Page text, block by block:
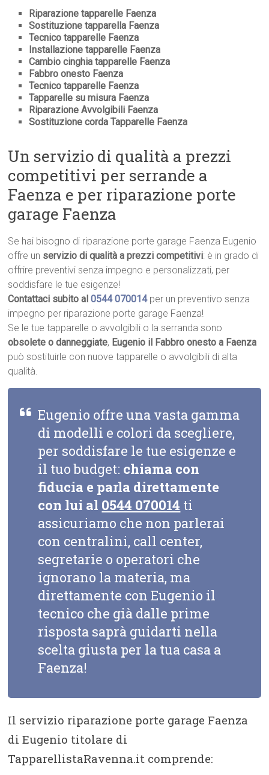
Riparazione tapparelle Faenza
Sostituzione tapparella Faenza
Tecnico tapparelle Faenza
Installazione tapparelle Faenza
Cambio cinghia tapparelle Faenza
Fabbro onesto Faenza
Tecnico tapparelle Faenza
Tapparelle su misura Faenza
Riparazione Avvolgibili Faenza
Sostituzione corda Tapparelle Faenza
Un servizio di qualità a prezzi
competitivi per serrande a
Faenza e per riparazione porte
garage Faenza
Se hai bisogno di riparazione porte garage Faenza Eugenio
offre un servizio di qualità a prezzi competitivi: è in grado di
offrire preventivi senza impegno e personalizzati, per
soddisfare le tue esigenze!
Contattaci subito al0544 070014 per un preventivo senza
impegno per riparazione porte garage Faenza!
Se le tue tapparelle o avvolgibili o la serranda sono
obsolete o danneggiate, Eugenio il Fabbro onesto a Faenza
può sostituirle con nuove tapparelle o avvolgibili di alta
qualità.
Eugenio offre una vasta gamma
di modelli e colori da scegliere,
per soddisfare le tue esigenze e
il tuo budget: chiama con
fiducia e parla direttamente
con lui al 0544 070014 ti
assicuriamo che non parlerai
con centralini, call center,
segretarie o operatori che
ignorano la materia, ma
direttamente con Eugenio il
tecnico che già dalle prime
risposta saprà guidarti nella
scelta giusta per la tua casa a
Faenza!
Il servizio riparazione porte garage Faenza
di Eugenio titolare di
TapparellistaRavenna.it comprende: